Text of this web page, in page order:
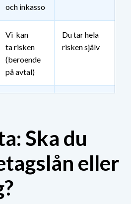
och inkasso
Vi kan
ta risken
(beroende
på avtal)
Du tar hela
risken själv
tillbaka enligt
plan
Vi kollar
kunden, inte
Ska du
eller